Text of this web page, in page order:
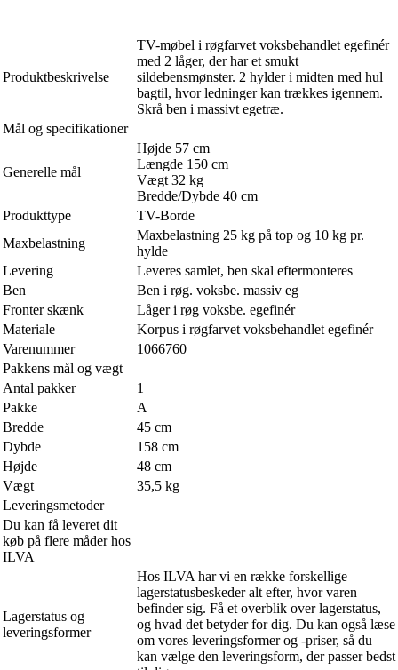
Produktbeskrivelse
TV-møbel i røgfarvet voksbehandlet egefinér
med 2 låger, der har et smukt
sildebensmønster. 2 hylder i midten med hul
bagtil, hvor ledninger kan trækkes igennem.
Skrå ben i massivt egetræ.
Mål og specifikationer
Generelle mål
Højde 57 cm
Længde 150 cm
Vægt 32 kg
Bredde/Dybde 40 cm
Produkttype
TV-Borde
Maxbelastning
Maxbelastning 25 kg på top og 10 kg pr.
hylde
Levering
Leveres samlet, ben skal eftermonteres
Ben
Ben i røg. voksbe. massiv eg
Fronter skænk
Låger i røg voksbe. egefinér
Materiale
Korpus i røgfarvet voksbehandlet egefinér
Varenummer
1066760
Pakkens mål og vægt
Antal pakker
1
Pakke
A
Bredde
45 cm
Dybde
158 cm
Højde
48 cm
Vægt
35,5 kg
Leveringsmetoder
Du kan få leveret dit
køb på flere måder hos
ILVA
Lagerstatus og
leveringsformer
Hos ILVA har vi en række forskellige
lagerstatusbeskeder alt efter, hvor varen
befinder sig. Få et overblik over lagerstatus,
og hvad det betyder for dig. Du kan også læse
om vores leveringsformer og -priser, så du
kan vælge den leveringsform, der passer bedst